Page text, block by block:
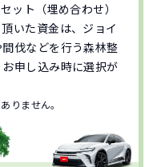
ット（埋め合わせ）
いた資金は、ジョイ
伐などを行う森林整
申し込み時に選択が
りません。